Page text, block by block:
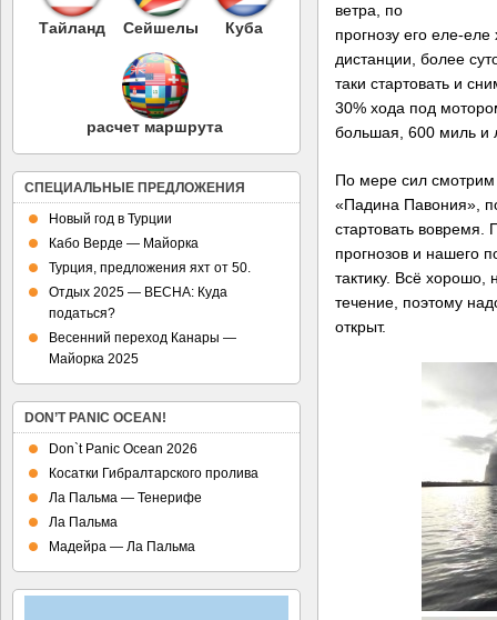
ветра, по
прогнозу его еле-
дистанции, более
таки стартовать и
30% хода под
большая, 600 миль и
По мере сил
«Падина Павония»,
стартовать вовремя.
прогнозов и нашего
тактику. Всё хорошо,
течение, поэтому
открыт.
Тайланд Сейшелы Куба
расчет маршрута
СПЕЦИАЛЬНЫЕ ПРЕДЛОЖЕНИЯ
Новый год в Турции
Кабо Верде — Майорка
Турция, предложения яхт от 50.
Отдых 2025 — ВЕСНА: Куда
податься?
Весенний переход Канары —
Майорка 2025
DON’T PANIC OCEAN!
Don`t Panic Ocean 2026
Косатки Гибралтарского пролива
Ла Пальма — Тенерифе
Ла Пальма
Мадейра — Ла Пальма